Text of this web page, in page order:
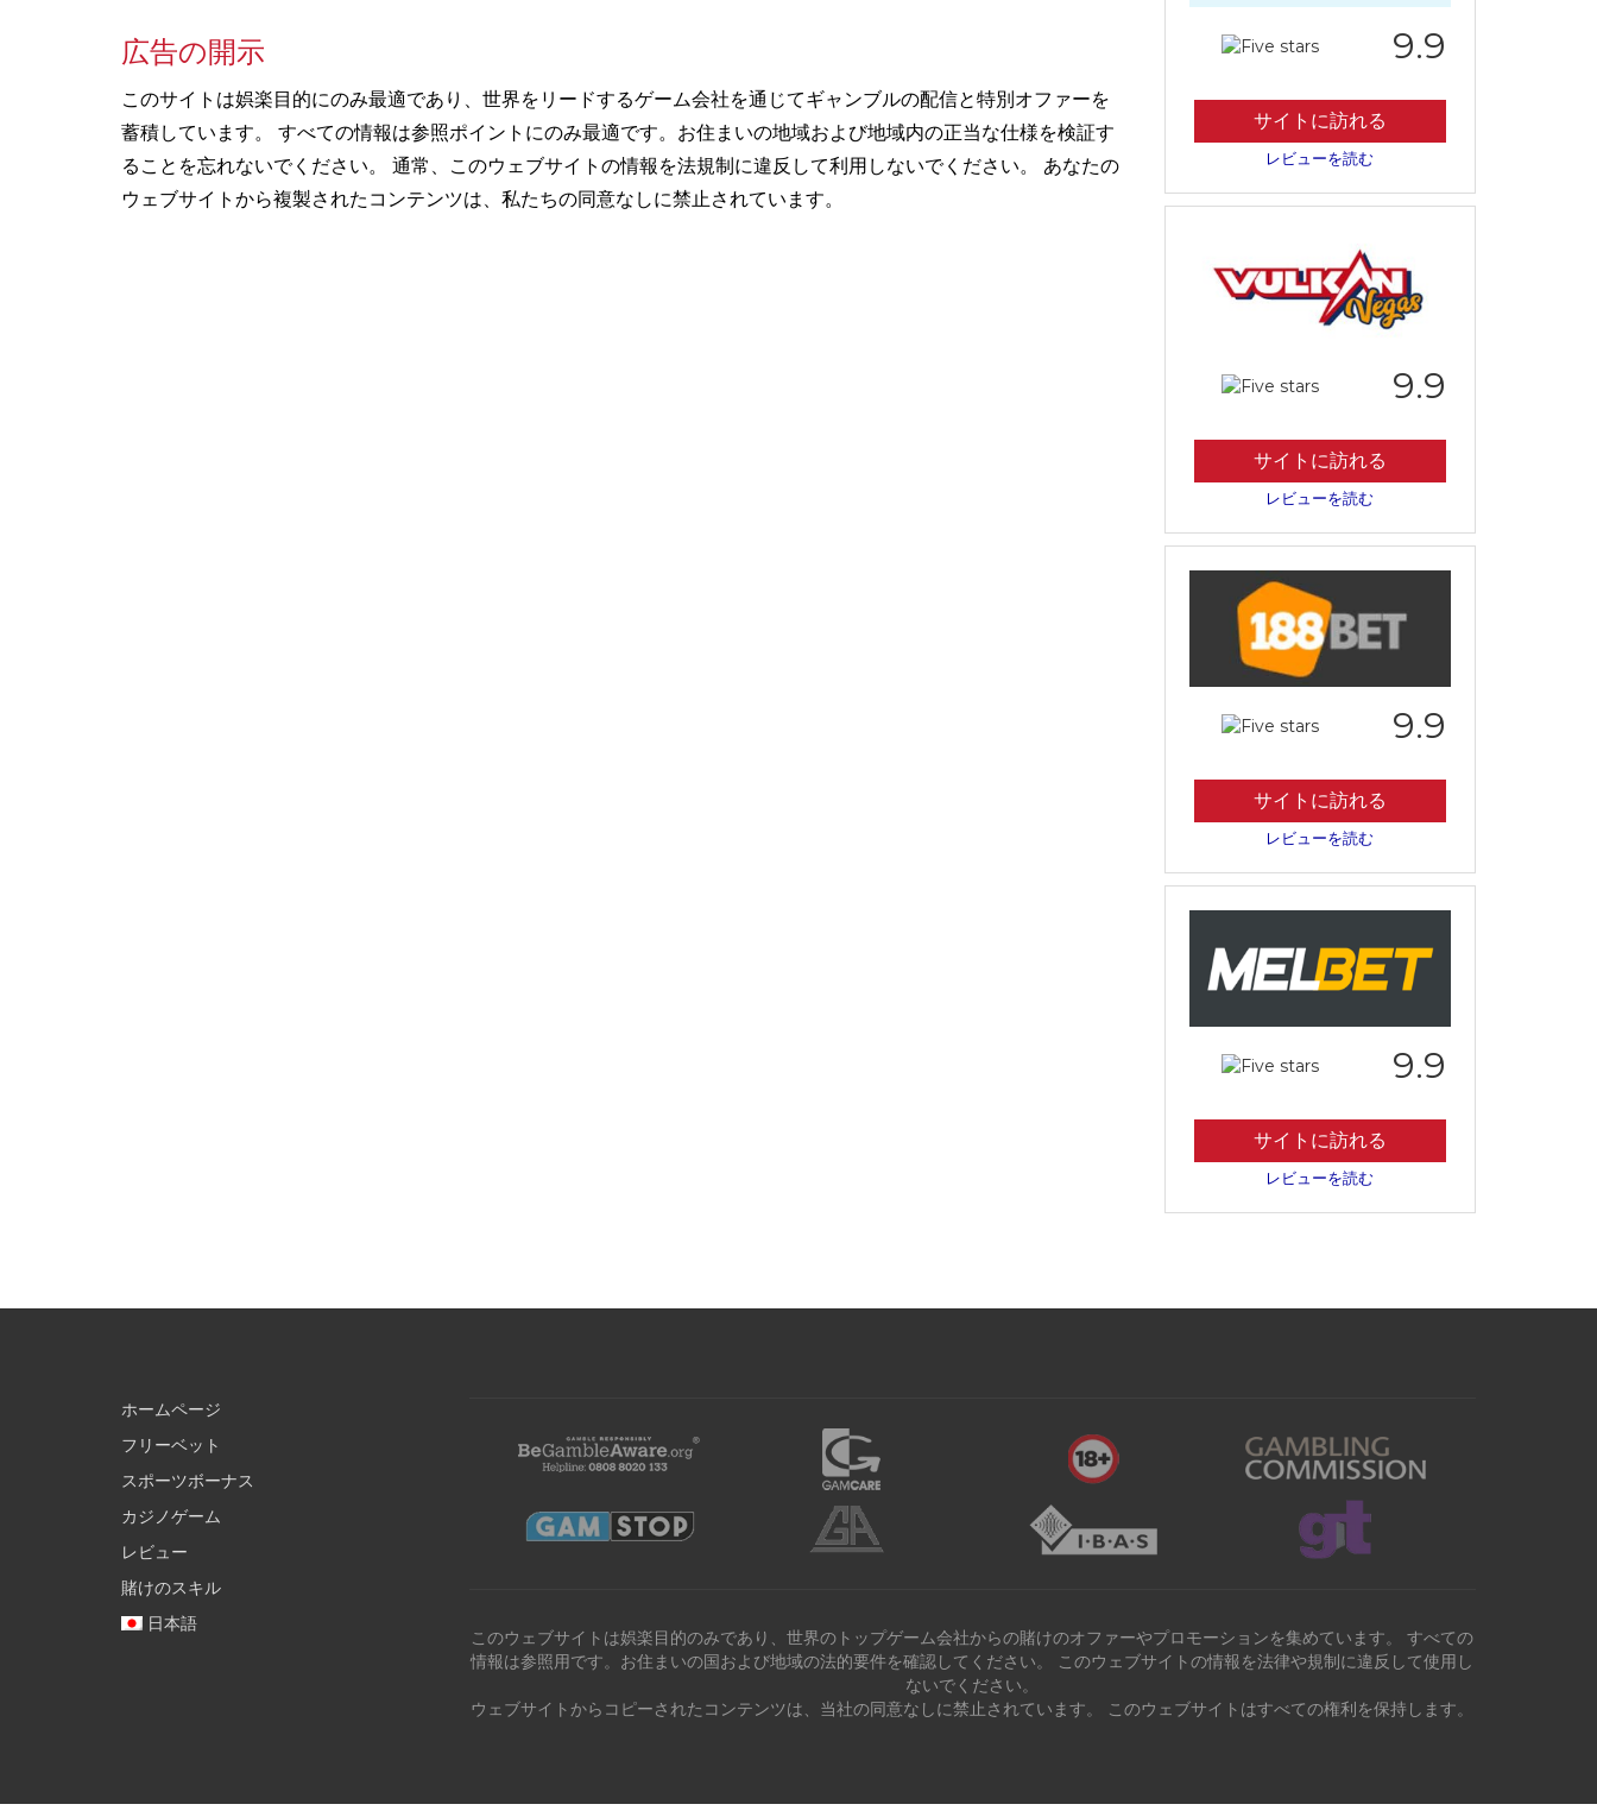
広告の開示
このサイトは娯楽目的にのみ最適であり、世界をリードするゲーム会社を通じてギャンブルの配信と特別オファーを
蓄積しています。 すべての情報は参照ポイントにのみ最適です。お住まいの地域および地域内の正当な仕様を検証す
ることを忘れないでください。 通常、このウェブサイトの情報を法規制に違反して利用しないでください。 あなたの
ウェブサイトから複製されたコンテンツは、私たちの同意なしに禁止されています。
9.9
サイトに訪れる
レビューを読む
9.9
サイトに訪れる
レビューを読む
9.9
サイトに訪れる
レビューを読む
9.9
サイトに訪れる
レビューを読む
ホームページ
フリーベット
スポーツボーナス
カジノゲーム
レビュー
賭けのスキル
日本語
このウェブサイトは娯楽目的のみであり、世界のトップゲーム会社からの賭けのオファーやプロモーションを集めています。 すべての
情報は参照用です。お住まいの国および地域の法的要件を確認してください。 このウェブサイトの情報を法律や規制に違反して使用し
ないでください。
ウェブサイトからコピーされたコンテンツは、当社の同意なしに禁止されています。 このウェブサイトはすべての権利を保持します。